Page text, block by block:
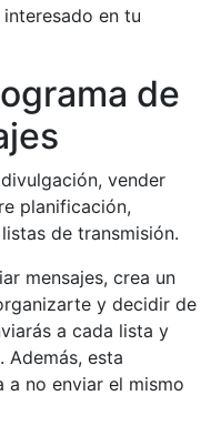
en tu
de
vender
planificación,
de transmisión.
mensajes, crea un
y decidir de
a cada lista y
Además, esta
a no enviar el mismo